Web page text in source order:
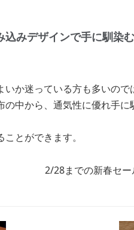
込みデザインで手に馴染む
か迷っている方も多いので
中から、通気性に優れ手に
とができます。
2/28までの新春セー